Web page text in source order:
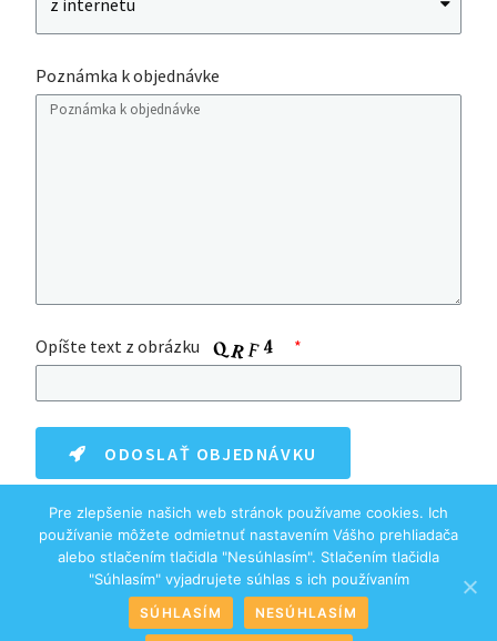
Poznámka k objednávke
Opíšte text z obrázku
ODOSLAŤ OBJEDNÁVKU
Alpi
Pre zlepšenie našich web stránok používame cookies. Ich
používanie môžete odmietnuť nastavením Vášho prehliadača
alebo stlačením tlačidla "Nesúhlasím". Stlačením tlačidla
"Súhlasím" vyjadrujete súhlas s ich používaním
SÚHLASÍM NESÚHLASÍM